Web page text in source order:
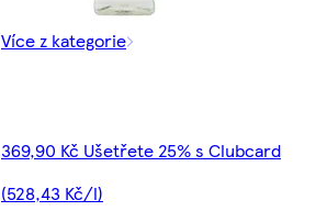
Více z kategorie
369,90 Kč Ušetřete 25% s Clubcard
(528,43 Kč/l)